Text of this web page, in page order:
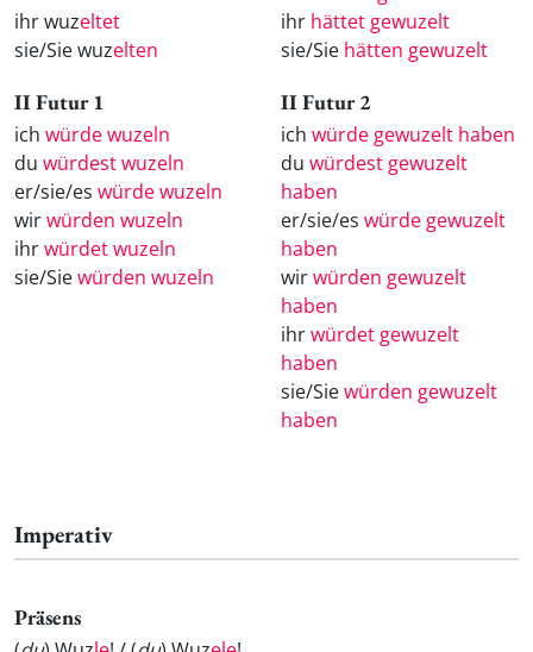
ihr wuzeltet
sie/Sie wuzelten
ihr hättet gewuzelt
sie/Sie hätten gewuzelt
II Futur 1
ich würde wuzeln
du würdest wuzeln
er/sie/es würde wuzeln
wirwürden wuzeln
ihrwürdet wuzeln
sie/Siewürden wuzeln
II Futur 2
ich würde gewuzelt haben
du würdest gewuzelt
haben
er/sie/es würde gewuzelt
haben
wirwürden gewuzelt
haben
ihrwürdet gewuzelt
haben
sie/Siewürden gewuzelt
haben
Imperativ
Präsens